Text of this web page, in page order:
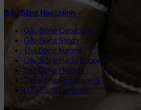
Gấu Bông Hoạt Hình
Gấu Bông Capybara
Gấu Bông Stitch
Thỏ Bông Kuromi
Gấu Bông Hải Ly Loopy
Thỏ Bông Melody
Thỏ Bông Cinnamoroll
Gấu Bông Doremon